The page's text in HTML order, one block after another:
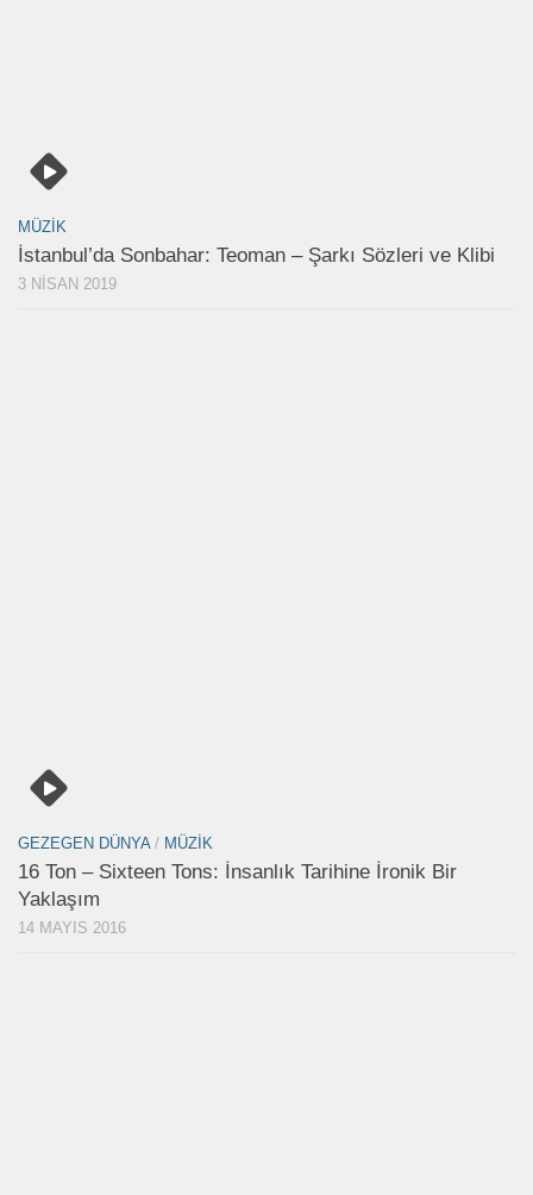
MÜZIK
İstanbul’da Sonbahar: Teoman – Şarkı Sözleri ve Klibi
3 NISAN 2019
GEZEGEN DÜNYA/ MÜZIK
16 Ton – Sixteen Tons: İnsanlık Tarihine İronik Bir
Yaklaşım
14 MAYIS 2016